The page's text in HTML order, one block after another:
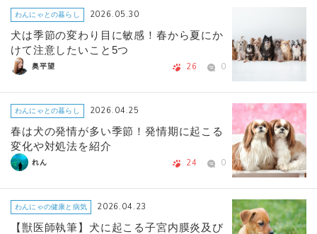
わんにゃとの暮らし 2026.05.30
犬は季節の変わり目に敏感！春から夏にか
けて注意したいこと5つ
奥平望 26 0
わんにゃとの暮らし 2026.04.25
春は犬の発情が多い季節！発情期に起こる
変化や対処法を紹介
れん 24 0
わんにゃの健康と病気 2026.04.23
【獣医師執筆】犬に起こる子宮内膜炎及び